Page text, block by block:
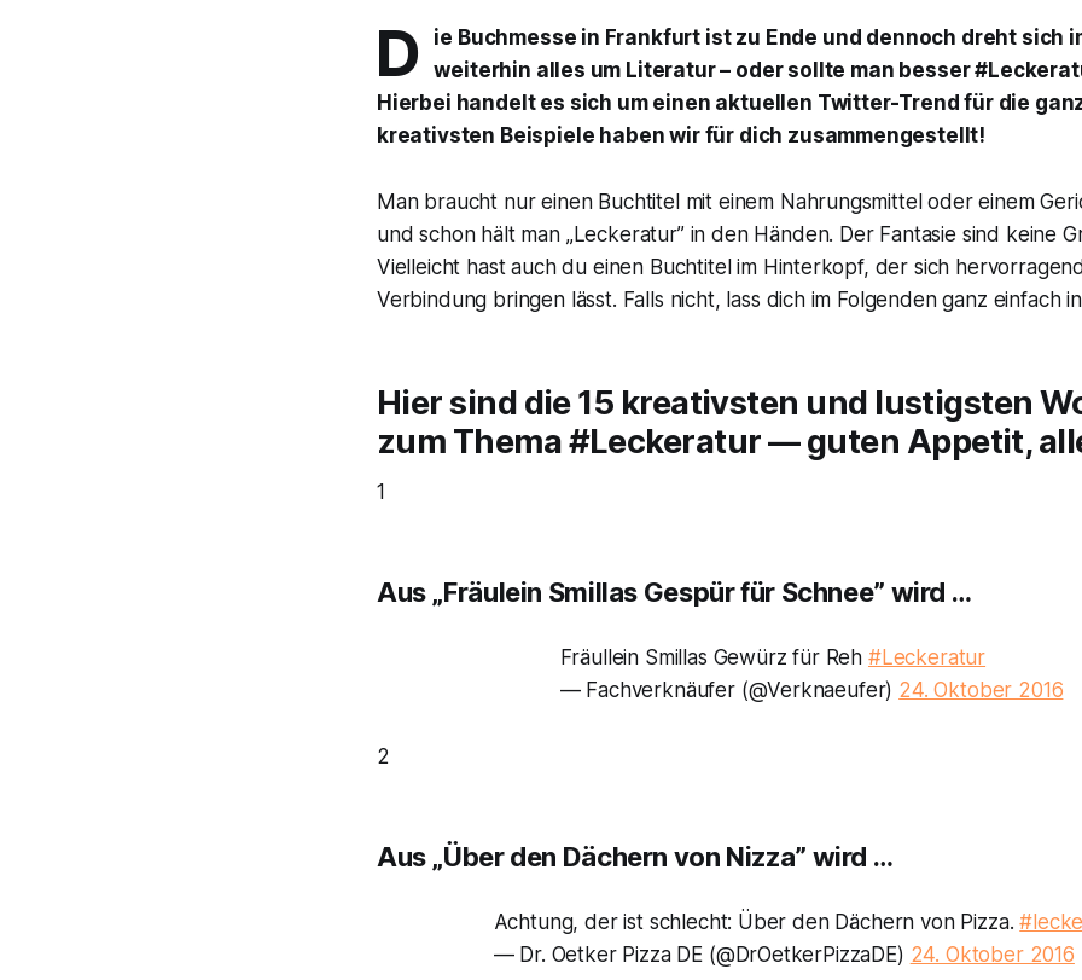
D
ie Buchmesse in Frankfurt ist zu Ende und dennoch dreht sich
weiterhin alles um Literatur – oder sollte man besser
Hierbei handelt es sich um einen aktuellen Twitter-Trend für die
kreativsten Beispiele haben wir für dich zusammengestellt!
Man braucht nur einen Buchtitel mit einem Nahrungsmittel oder einem
und schon hält man „Leckeratur” in den Händen. Der Fantasie sind keine
Vielleicht hast auch du einen Buchtitel im Hinterkopf, der sich
Verbindung bringen lässt. Falls nicht, lass dich im Folgenden ganz einfach
Hier sind die 15 kreativsten und lustigsten
zum Thema #Leckeratur — guten Appetit,
1
Aus „Fräulein Smillas Gespür für Schnee” wird …
Fräullein Smillas Gewürz für Reh #Leckeratur
— Fachverknäufer (@Verknaeufer) 24. Oktober 2016
2
Aus „Über den Dächern von Nizza” wird …
Achtung, der ist schlecht: Über den Dächern von Pizza.
— Dr. Oetker Pizza DE (@DrOetkerPizzaDE) 24. Oktober 2016